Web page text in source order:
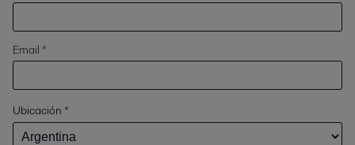
Email *
Ubicación *